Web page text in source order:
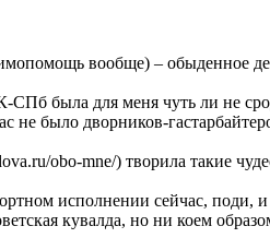
вообще) – обыденное
была для меня чуть ли не
не было дворников-
obo-mne/) творила такие
исполнении сейчас, поди,
кувалда, но ни коем